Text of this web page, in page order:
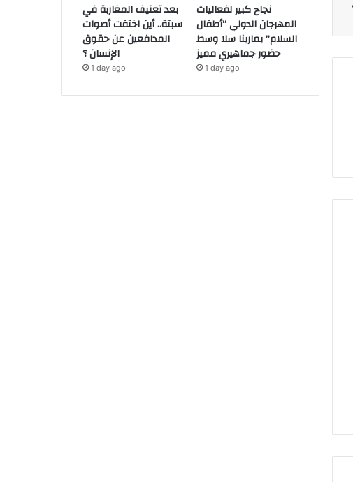
بعد تعنيف المغاربة في
سبتة.. أين اختفت أصوات
المدافعين عن حقوق
الإنسان ؟
1 day ago
نجاح كبير لفعاليات
المهرجان الدولي “أطفال
السلام” بمارينا سلا وسط
حضور جماهيري مميز
1 day ago